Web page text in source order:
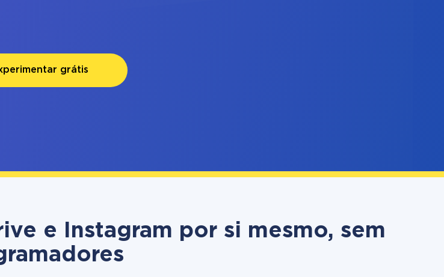
grátis
e Instagram por si mesmo, sem